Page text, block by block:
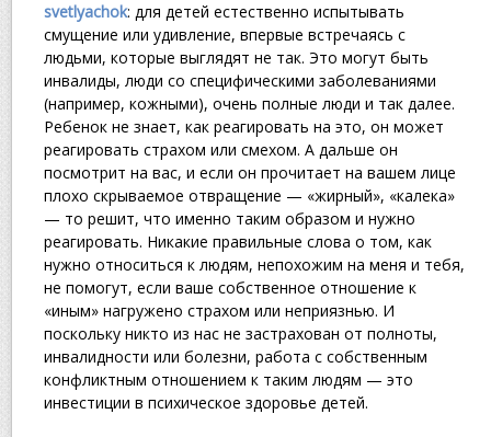
svetlyachok: для детей естественно испытывать
смущение или удивление, впервые встречаясь с
людьми, которые выглядят не так. Это могут быть
инвалиды, люди со специфическими заболеваниями
(например, кожными), очень полные люди и так далее.
Ребенок не знает, как реагировать на это, он может
реагировать страхом или смехом. А дальше он
посмотрит на вас, и если он прочитает на вашем лице
плохо скрываемое отвращение — «жирный», «калека»
— то решит, что именно таким образом и нужно
реагировать. Никакие правильные слова о том, как
нужно относиться к людям, непохожим на меня и тебя,
не помогут, если ваше собственное отношение к
«иным» нагружено страхом или неприязнью. И
поскольку никто из нас не застрахован от полноты,
инвалидности или болезни, работа с собственным
конфликтным отношением к таким людям — это
инвестиции в психическое здоровье детей.